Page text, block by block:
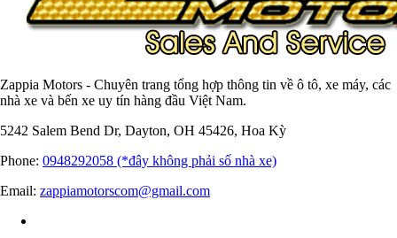
Zappia Motors - Chuyên trang tổng hợp thông tin về ô tô, xe máy, các
nhà xe và bến xe uy tín hàng đầu Việt Nam.
5242 Salem Bend Dr, Dayton, OH 45426, Hoa Kỳ
Phone: 0948292058 (*đây không phải số nhà xe)
Email: zappiamotorscom@gmail.com